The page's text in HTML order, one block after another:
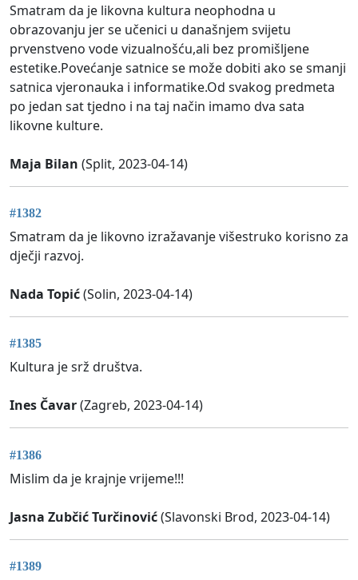
Smatram da je likovna kultura neophodna u
obrazovanju jer se učenici u današnjem svijetu
prvenstveno vode vizualnošću,ali bez promišljene
estetike.Povećanje satnice se može dobiti ako se smanji
satnica vjeronauka i informatike.Od svakog predmeta
po jedan sat tjedno i na taj način imamo dva sata
likovne kulture.
Maja Bilan (Split, 2023-04-14)
#1382
Smatram da je likovno izražavanje višestruko korisno za
dječji razvoj.
Nada Topić(Solin, 2023-04-14)
#1385
Kultura je srž društva.
Ines Čavar(Zagreb, 2023-04-14)
#1386
Mislim da je krajnje vrijeme!!!
Jasna Zubčić Turčinović(Slavonski Brod, 2023-04-14)
#1389